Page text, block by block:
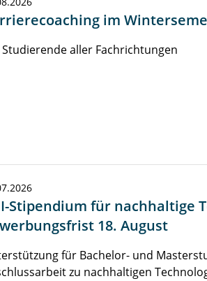
im
Studierende aller Fachrichtungen
Stipendium für nachhaltige
18. August
für Bachelor- und
zu nachhaltigen